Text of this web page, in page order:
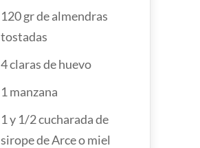
120 gr de almendras
tostadas
4 claras de huevo
1 manzana
1 y 1/2 cucharada de
sirope de Arce o miel